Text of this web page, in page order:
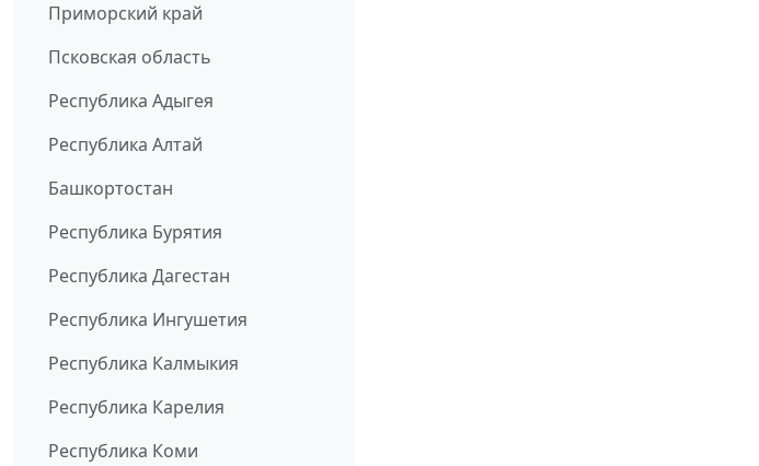
Приморский край
Псковская область
Республика Адыгея
Республика Алтай
Башкортостан
Республика Бурятия
Республика Дагестан
Республика Ингушетия
Республика Калмыкия
Республика Карелия
Республика Коми